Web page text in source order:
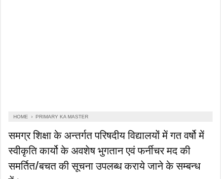
HOME › PRIMARY KA MASTER
समग्र शिक्षा के अन्तर्गत परिषदीय विद्यालयों में गत वर्षो में
स्वीकृति कार्यो के अवशेष भुगतान एवं फर्नीचर मद की
समर्तित/बचत की सूचना उपलब्ध कराये जाने के सम्बन्ध